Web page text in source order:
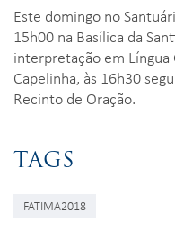
Este domingo no
15h00 na Basílica da
interpretação em Língua
Capelinha, às 16h30
Recinto de Oração.
TAGS
FATIMA2018